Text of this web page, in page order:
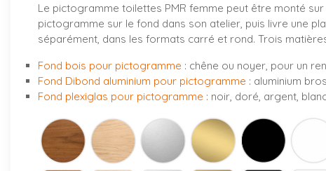
Le pictogramme toilettes PMR femme peut être monté
pictogramme sur le fond dans son atelier, puis livre une
séparément, dans les formats carré et rond. Trois
Fond bois pour pictogramme : chêne ou noyer, pour un
Fond Dibond aluminium pour pictogramme : aluminium
Fond plexiglas pour pictogramme : noir, doré, argent,